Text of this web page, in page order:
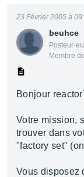
beuhce
Membre
23 Février 2005 à
Bonjour
Votre mission,
trouver dans
"factory set"
Vous disposez